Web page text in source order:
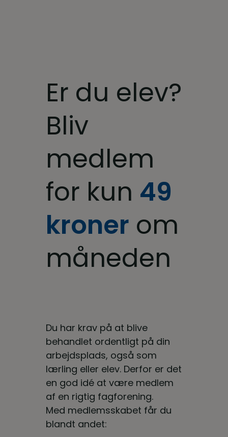
Er du elev?
Bliv
medlem
for kun 49
kroner om
måneden
Du har krav på at blive
behandlet ordentligt på din
arbejdsplads, også som
lærling eller elev. Derfor er det
en god idé at være medlem
af en rigtig fagforening.
Med medlemsskabet får du
blandt andet: